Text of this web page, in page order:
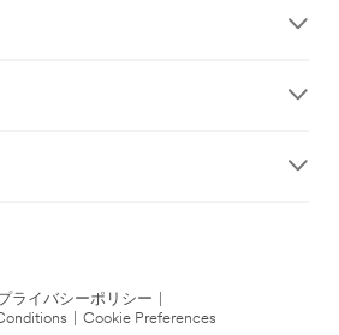
ライバシーポリシー
Cookie Preferences